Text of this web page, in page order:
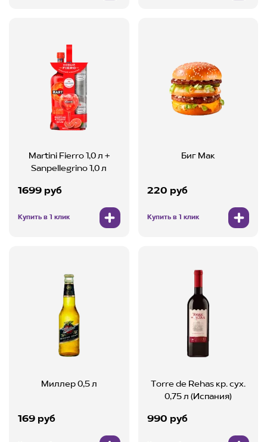
Martini Fierro 1,0 л +
Sanpellegrino 1,0 л
1699 руб
Купить в 1 клик
Биг Мак
220 руб
Купить в 1 клик
Миллер 0,5 л
169 руб
Torre de Rehas кр. cух.
0,75 л (Испания)
990 руб